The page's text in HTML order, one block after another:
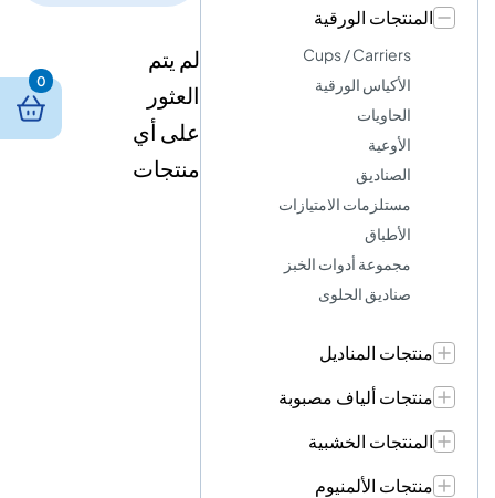
المنتجات الورقية
Cups / Carriers
الأكياس الورقية
الحاويات
الأوعية
الصناديق
مستلزمات الامتيازات
الأطباق
مجموعة أدوات الخبز
صناديق الحلوى
منتجات المناديل
منتجات ألياف مصبوبة
المنتجات الخشبية
منتجات الألمنيوم
لم يتم
العثور
على أي
منتجات
0